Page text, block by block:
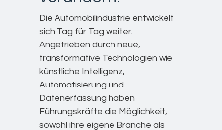
Die Automobilindustrie entwickelt
sich Tag für Tag weiter.
Angetrieben durch neue,
transformative Technologien wie
künstliche Intelligenz,
Automatisierung und
Datenerfassung haben
Führungskräfte die Möglichkeit,
sowohl ihre eigene Branche als